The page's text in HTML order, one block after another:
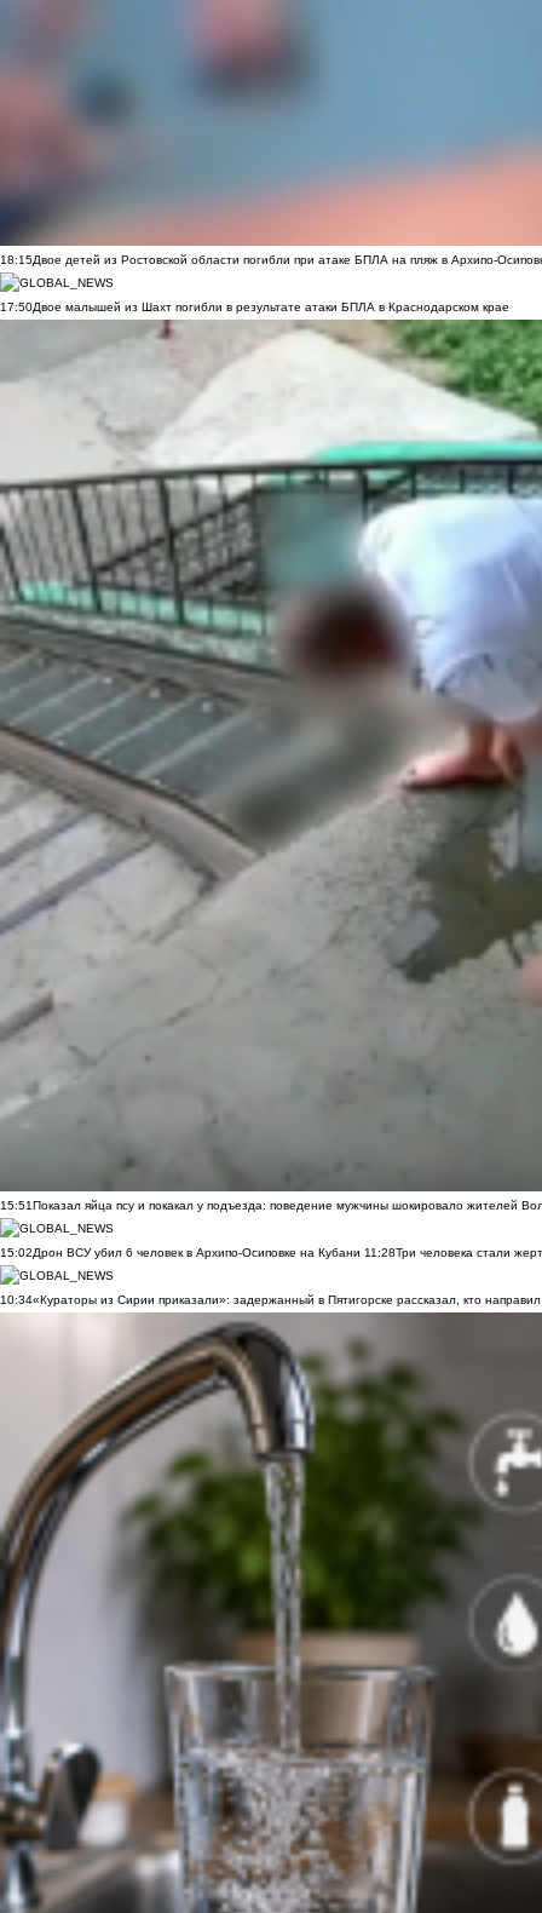
18:15Двое детей из Ростовской области погибли при атаке БПЛА на пляж в Архипо-
17:50Двое малышей из Шахт погибли в результате атаки БПЛА в Краснодарском крае
15:51Показал яйца псу и покакал у подъезда: поведение мужчины шокировало жителей
15:02Дрон ВСУ убил 6 человек в Архипо-Осиповке на Кубани 11:28Три человека стали
10:34«Кураторы из Сирии приказали»: задержанный в Пятигорске рассказал, кто направил